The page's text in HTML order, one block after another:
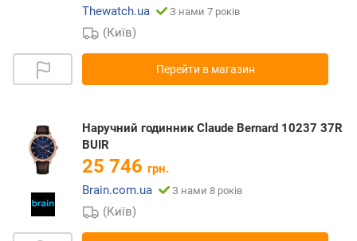
Thewatch.ua
З нами 7 років
(Київ)
Перейти в магазин
Наручний годинник Claude Bernard 10237 37R
BUIR
25 746 грн.
Brain.com.ua
З нами 8 років
(Київ)